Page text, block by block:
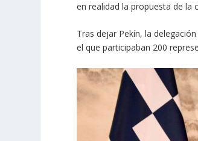
en realidad la propuesta de la
Tras dejar Pekín, la
el que participaban 200